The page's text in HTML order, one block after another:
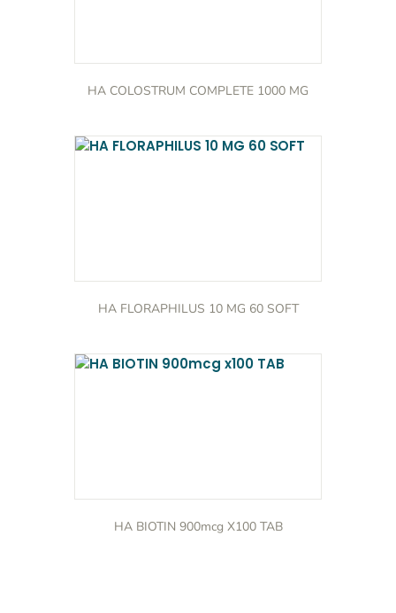
HA COLOSTRUM COMPLETE 1000 MG
HA FLORAPHILUS 10 MG 60 SOFT
HA BIOTIN 900mcg X100 TAB